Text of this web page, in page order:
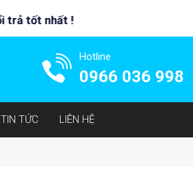
Hotline
0966 036 998
TIN TỨC LIÊN HỆ